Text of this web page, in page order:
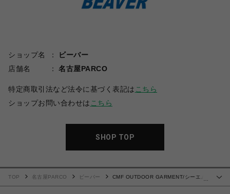
ショップ名
ビーバー
店舗名
名古屋PARCO
特定商取引法など法令に基づく表記は こちら
ショップお問い合わせは こちら
SHOP TOP
…
TOP 名古屋PARCO ビーバー
CMF OUTDOOR GARMENT/シーエム